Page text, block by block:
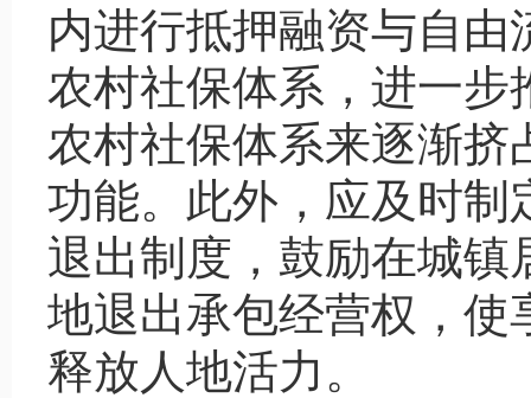
内进行抵押融资与自
农村社保体系，进一步
农村社保体系来逐渐挤
功能。此外，应及时制
退出制度，鼓励在城镇
地退出承包经营权，使
释放人地活力。